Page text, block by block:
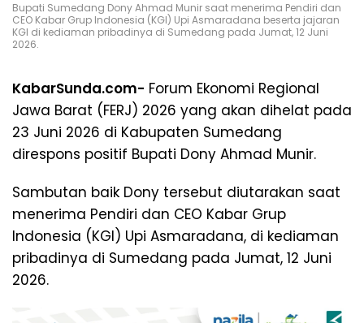
Bupati Sumedang Dony Ahmad Munir saat menerima Pendiri dan
CEO Kabar Grup Indonesia (KGI) Upi Asmaradana beserta jajaran
KGI di kediaman pribadinya di Sumedang pada Jumat, 12 Juni
2026.
KabarSunda.com- Forum Ekonomi Regional
Jawa Barat (FERJ) 2026 yang akan dihelat pada
23 Juni 2026 di Kabupaten Sumedang
direspons positif Bupati Dony Ahmad Munir.
Sambutan baik Dony tersebut diutarakan saat
menerima Pendiri dan CEO Kabar Grup
Indonesia (KGI) Upi Asmaradana, di kediaman
pribadinya di Sumedang pada Jumat, 12 Juni
2026.